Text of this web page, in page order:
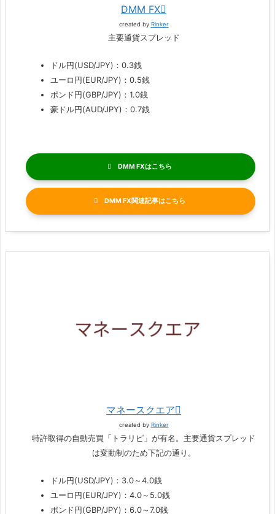
DMM FX
created by Rinker
主要通貨スプレッド
ドル円(USD/JPY)：0.3銭
ユーロ円(EUR/JPY)：0.5銭
ポンド円(GBP/JPY)：1.0銭
豪ドル円(AUD/JPY)：0.7銭
DMM FX
DMM FX関連記事
マネースクエア
created by Rinker
特許取得の自動売買「トラリピ」が有名。主要通貨スプレッド
は変動制のため下記の通り。
ドル円(USD/JPY)：3.0～4.0銭
ユーロ円(EUR/JPY)：4.0～5.0銭
ポンド円(GBP/JPY)：6.0～7.0銭